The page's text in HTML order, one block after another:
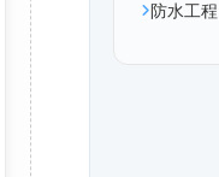
防水工程